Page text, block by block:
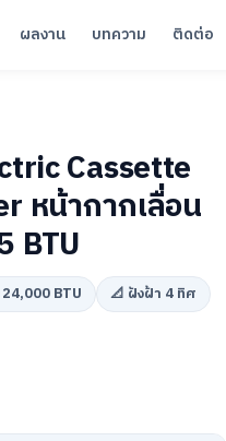
ผลงาน บทความ ติดต่อ
Cassette
หน้ากากเลื่อน
BTU
BTU
📐 ฝังฝ้า 4 ทิศ